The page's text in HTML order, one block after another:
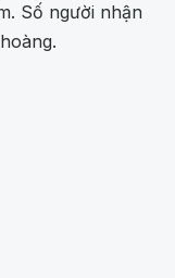
Số người nhận